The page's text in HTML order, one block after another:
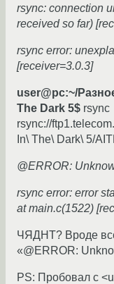
rsync: connection
received so far)
rsync error:
[receiver=3.0.3]
user@pc:~/
The Dark 5$ rsync
rsync://
In\ The\ Dark\ 5/
@ERROR:
rsync error: error
at main.c(1522)
ЧЯДНТ? Вроде
«@ERROR:
PS: Пробовал с